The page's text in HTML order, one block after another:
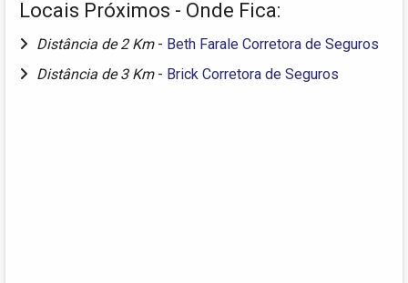
Locais Próximos - Onde Fica:
Distância de 2 Km - Beth Farale Corretora de Seguros
Distância de 3 Km - Brick Corretora de Seguros